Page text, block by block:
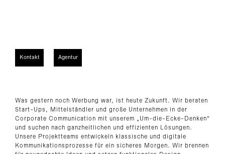
Was gestern noch Werbung war, ist heute Zukunft. Wir beraten
Start-Ups, Mittelständler und große Unternehmen in der
Corporate Communication mit unserem „Um-die-Ecke-Denken“
und suchen nach ganzheitlichen und effizienten Lösungen.
Unsere Projektteams entwickeln klassische und digitale
Kommunikationsprozesse für ein sicheres Morgen. Wir brennen
Kontakt Agentur